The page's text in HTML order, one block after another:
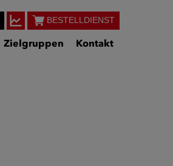
BESTELLDIENST
Zielgruppen Kontakt